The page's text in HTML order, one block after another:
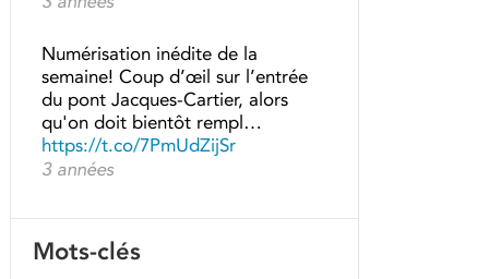
Numérisation inédite de la
semaine! Coup d’œil sur l’entrée
du pont Jacques-Cartier, alors
qu'on doit bientôt rempl…
https://t.co/7PmUdZijSr
3 années
Mots-clés